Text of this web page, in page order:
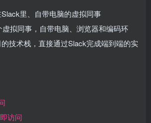
Slack里、自带电脑的虚拟同事
虚拟同事，自带电脑、浏览器和编码环
技术栈，直接通过Slack完成端到端的实
访问